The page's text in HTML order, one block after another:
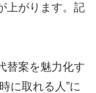
上がります。記
替案を魅力化す
に取れる人”に